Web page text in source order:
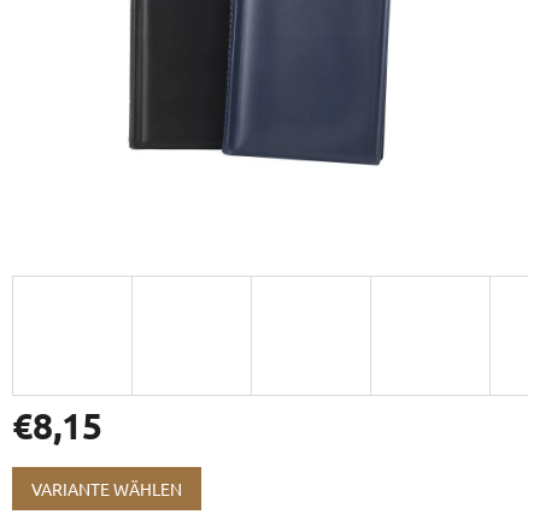
€8,15
Verkaufspreis:
VARIANTE WÄHLEN